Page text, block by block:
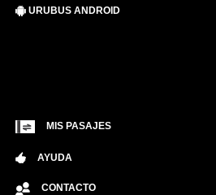
URUBUS ANDROID
MIS PASAJES
AYUDA
CONTACTO